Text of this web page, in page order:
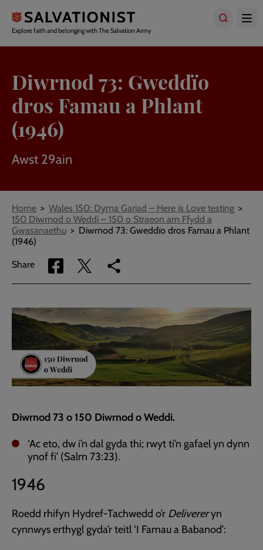
main
content
Explore faith and belonging with The Salvation Army
Diwrnod 73: Gweddïo
dros Famau a Phlant
(1946)
Awst 29ain
Breadcrumbs
Home
Wales 150: Dyma Gariad – Here is Love testing
150 Diwrnod o Weddi – 150 o Straeon am Ffydd a
Gwasanaethu
Diwrnod 73: Gweddïo dros Famau a Phlant
(1946)
Share
Share
via
Share
via
Copy
link
Diwrnod 73 o 150 Diwrnod o Weddi.
‘Ac eto, dw i’n dal gyda thi; rwyt ti’n gafael yn dynn
ynof fi’ (Salm 73:23).
1946
Roedd rhifyn Hydref-Tachwedd o’r Delivereryn
cynnwys erthygl gyda’r teitl ‘I Famau a Babanod’: